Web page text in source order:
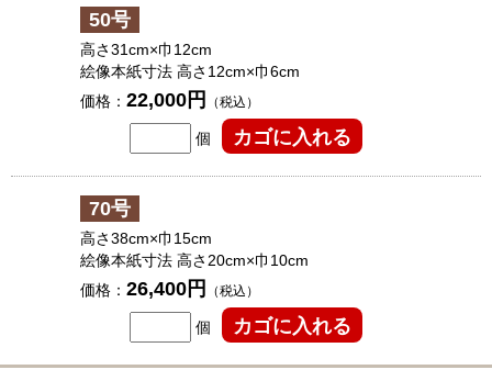
50号
高さ31cm×巾12cm
絵像本紙寸法 高さ12cm×巾6cm
価格： 22,000円 （税込）
個
70号
高さ38cm×巾15cm
絵像本紙寸法 高さ20cm×巾10cm
価格： 26,400円 （税込）
個